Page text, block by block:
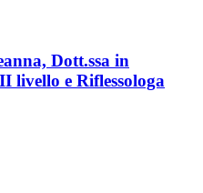
Dott.ssa in
livello e Riflessologa